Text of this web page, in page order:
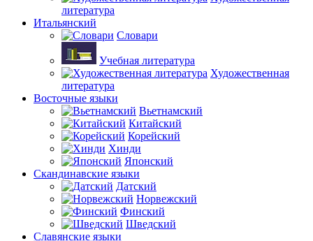
литература
Итальянский
Словари
Учебная литература
Художественная
литература
Восточные языки
Вьетнамский
Китайский
Корейский
Хинди
Японский
Скандинавские языки
Датский
Норвежский
Финский
Шведский
Славянские языки